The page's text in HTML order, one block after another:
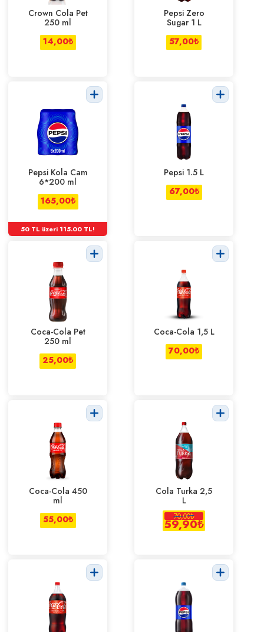
Crown Cola Pet
250 ml
14,00₺
Pepsi Zero
Sugar 1 L
57,00₺
Pepsi Kola Cam
6*200 ml
165,00₺
50 TL üzeri 115.00 TL!
Pepsi 1.5 L
67,00₺
Coca-Cola Pet
250 ml
25,00₺
Coca-Cola 1,5 L
70,00₺
Coca-Cola 450
ml
55,00₺
Cola Turka 2,5
L
70,00₺
59,90₺